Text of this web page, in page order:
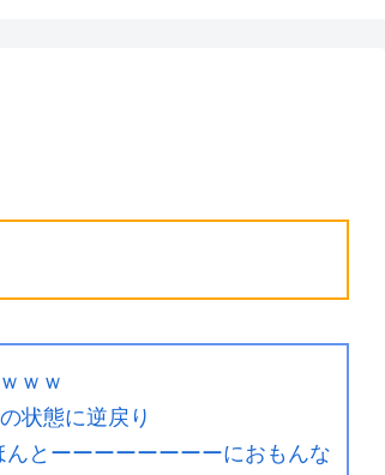
ｗｗ
状態に逆戻り
とーーーーーーーーにおもんな